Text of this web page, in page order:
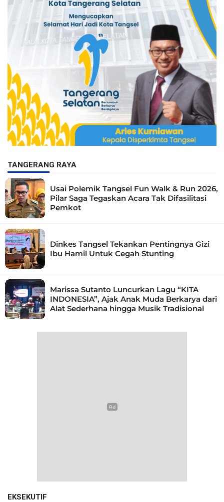
TANGERANG RAYA
Usai Polemik Tangsel Fun Walk & Run 2026,
Pilar Saga Tegaskan Acara Tak Difasilitasi
Pemkot
Dinkes Tangsel Tekankan Pentingnya Gizi
Ibu Hamil Untuk Cegah Stunting
Marissa Sutanto Luncurkan Lagu “KITA
INDONESIA”, Ajak Anak Muda Berkarya dari
Alat Sederhana hingga Musik Tradisional
EKSEKUTIF